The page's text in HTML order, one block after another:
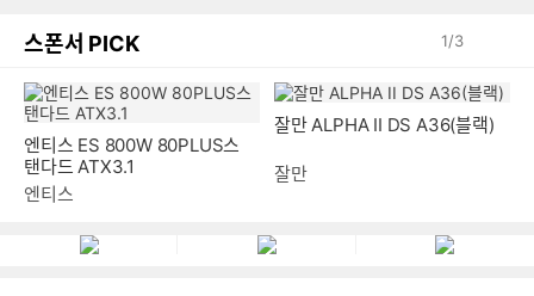
스폰서 PICK 1/3
엔티스 ES 800W 80PLUS스
탠다드 ATX3.1
엔티스
잘만 ALPHA II DS A36(블랙)